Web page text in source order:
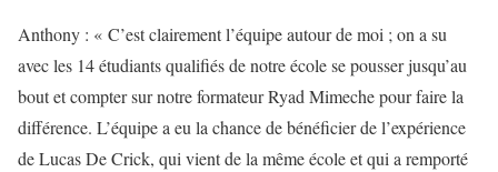
Anthony : « C’est clairement l’équipe autour de moi ; on a su
avec les 14 étudiants qualifiés de notre école se pousser jusqu’au
bout et compter sur notre formateur Ryad Mimeche pour faire la
différence. L’équipe a eu la chance de bénéficier de l’expérience
de Lucas De Crick, qui vient de la même école et qui a remporté